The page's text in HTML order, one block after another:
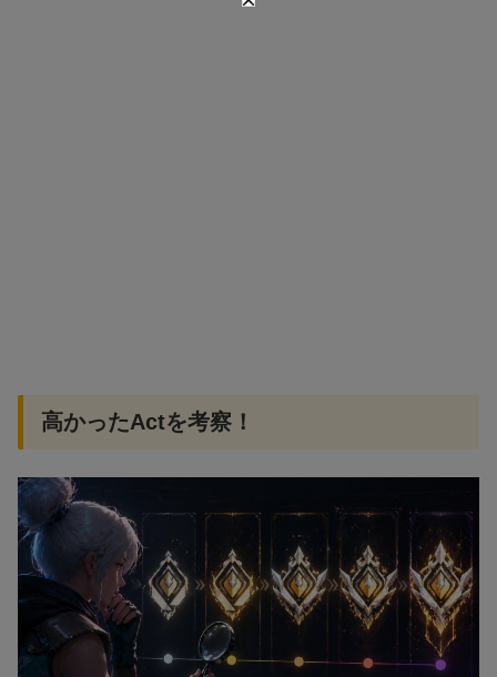
高かったActを考察！